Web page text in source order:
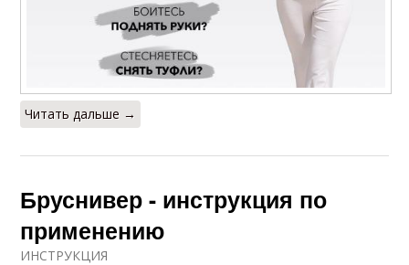
Читать дальше →
Бруснивер - инструкция по
применению
ИНСТРУКЦИЯ